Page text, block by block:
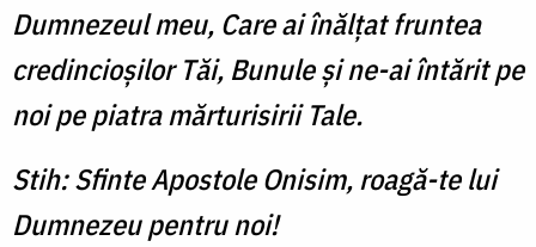
Dumnezeul meu, Care ai înălţat fruntea
credincioşilor Tăi, Bunule şi ne-ai întărit pe
noi pe piatra mărturisirii Tale.
Stih: Sfinte Apostole Onisim, roagă-te lui
Dumnezeu pentru noi!